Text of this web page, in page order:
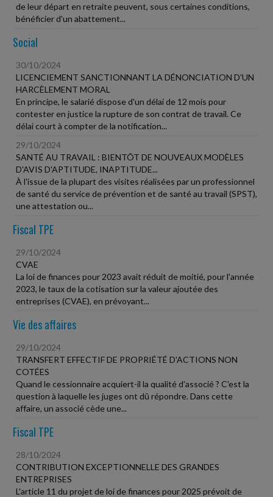
de leur départ en retraite peuvent, sous certaines conditions,
bénéficier d'un abattement...
Social
30/10/2024
LICENCIEMENT SANCTIONNANT LA DÉNONCIATION D'UN
HARCÈLEMENT MORAL
En principe, le salarié dispose d'un délai de 12 mois pour
contester en justice la rupture de son contrat de travail. Ce
délai court à compter de la notification...
29/10/2024
SANTÉ AU TRAVAIL : BIENTÔT DE NOUVEAUX MODÈLES
D'AVIS D'APTITUDE, INAPTITUDE...
À l'issue de la plupart des visites réalisées par un professionnel
de santé du service de prévention et de santé au travail (SPST),
une attestation ou...
Fiscal TPE
29/10/2024
CVAE
La loi de finances pour 2023 avait réduit de moitié, pour l'année
2023, le taux de la cotisation sur la valeur ajoutée des
entreprises (CVAE), en prévoyant...
Vie des affaires
29/10/2024
TRANSFERT EFFECTIF DE PROPRIÉTÉ D'ACTIONS NON
COTÉES
Quand le cessionnaire acquiert-il la qualité d'associé ? C'est la
question à laquelle les juges ont dû répondre. Dans cette
affaire, un associé cède une...
Fiscal TPE
28/10/2024
CONTRIBUTION EXCEPTIONNELLE DES GRANDES
ENTREPRISES
L'article 11 du projet de loi de finances pour 2025 prévoit de